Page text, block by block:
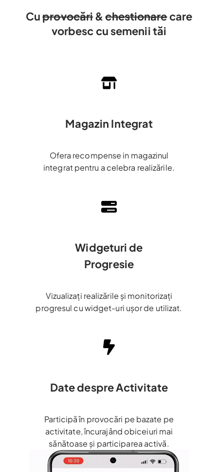
Cuprovocări&chestionarecare
vorbesc cu semenii tăi
Magazin Integrat
Ofera recompense in magazinul
integrat pentru a celebra realizările.
Widgeturi de
Progresie
Vizualizați realizările și monitorizați
progresul cu widget-uri ușor de utilizat.
Date despre Activitate
Participă în provocări pe bazate pe
activitate, încurajând obiceiuri mai
sănătoase și participarea activă.